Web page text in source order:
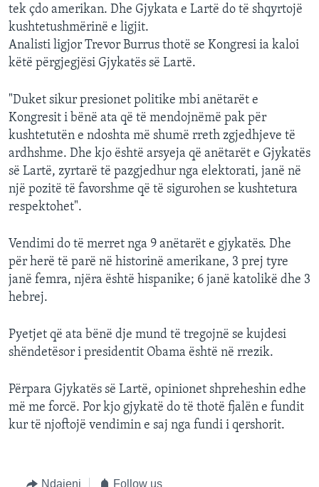
tek çdo amerikan. Dhe Gjykata e Lartë do të shqyrtojë
kushtetushmërinë e ligjit.
Analisti ligjor Trevor Burrus thotë se Kongresi ia kaloi
këtë përgjegjësi Gjykatës së Lartë.
"Duket sikur presionet politike mbi anëtarët e
Kongresit i bënë ata që të mendojnëmë pak për
kushtetutën e ndoshta më shumë rreth zgjedhjeve të
ardhshme. Dhe kjo është arsyeja që anëtarët e Gjykatës
së Lartë, zyrtarë të pazgjedhur nga elektorati, janë në
një pozitë të favorshme që të sigurohen se kushtetura
respektohet".
Vendimi do të merret nga 9 anëtarët e gjykatës. Dhe
për herë të parë në historinë amerikane, 3 prej tyre
janë femra, njëra është hispanike; 6 janë katolikë dhe 3
hebrej.
Pyetjet që ata bënë dje mund të tregojnë se kujdesi
shëndetësor i presidentit Obama është në rrezik.
Përpara Gjykatës së Lartë, opinionet shpreheshin edhe
më me forcë. Por kjo gjykatë do të thotë fjalën e fundit
kur të njoftojë vendimin e saj nga fundi i qershorit.
Ndajeni Follow us